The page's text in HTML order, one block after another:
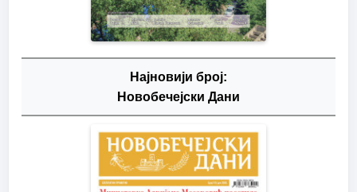
Најновији број:
Новобечејски Дани